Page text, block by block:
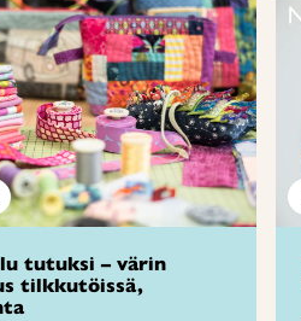
tutuksi – värin
tilkkutöissä,